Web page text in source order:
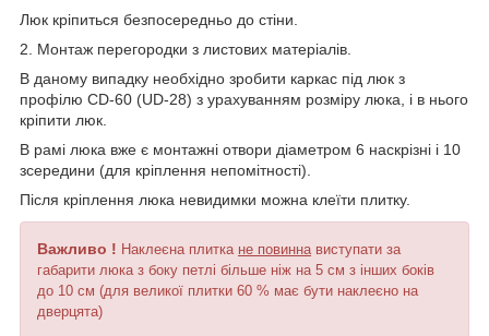
Люк кріпиться безпосередньо до стіни.
2. Монтаж перегородки з листових матеріалів.
В даному випадку необхідно зробити каркас під люк з
профілю CD-60 (UD-28) з урахуванням розміру люка, і в нього
кріпити люк.
В рамі люка вже є монтажні отвори діаметром 6 наскрізні і 10
зсередини (для кріплення непомітності).
Після кріплення люка невидимки можна клеїти плитку.
Важливо ! Наклеєна плитка не повинна виступати за
габарити люка з боку петлі більше ніж на 5 см з інших боків
до 10 см (для великої плитки 60 % має бути наклеєно на
дверцята)